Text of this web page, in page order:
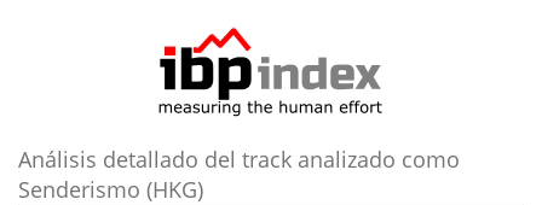
Análisis detallado del track analizado como
Senderismo (HKG)